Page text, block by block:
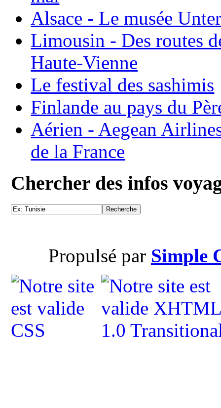
Alsace - Le musée
Limousin - Des routes
Haute-Vienne
Le festival des sashimis
Finlande au pays du
Aérien - Aegean
de la France
Chercher des infos
Propulsé par Simple